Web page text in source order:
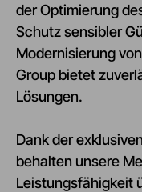
der Optimierung
Schutz sensibler
Modernisierung
Group bietet
Lösungen.
Dank der
behalten unsere
Leistungsfähigkeit